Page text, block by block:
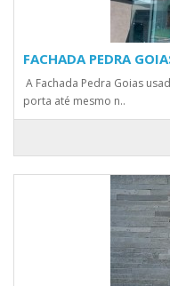
FACHADA PEDRA
A Fachada Pedra Goias
porta até mesmo n..